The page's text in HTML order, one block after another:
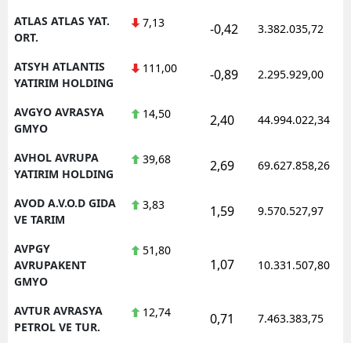
ATLAS ATLAS YAT.
ORT.
7,13 -0,42 3.382.035,72
ATSYH ATLANTIS
YATIRIM HOLDING
111,00 -0,89 2.295.929,00
AVGYO AVRASYA
GMYO
14,50 2,40 44.994.022,34
AVHOL AVRUPA
YATIRIM HOLDING
39,68 2,69 69.627.858,26
AVOD A.V.O.D GIDA
VE TARIM
3,83 1,59 9.570.527,97
AVPGY
AVRUPAKENT
GMYO
51,80
1,07 10.331.507,80
AVTUR AVRASYA
PETROL VE TUR.
12,74 0,71 7.463.383,75